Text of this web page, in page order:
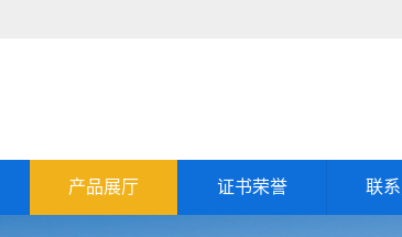
产品展厅 证书荣誉 联